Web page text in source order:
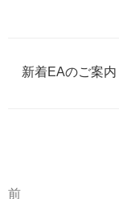
カ
新着EAのご案内
過
前